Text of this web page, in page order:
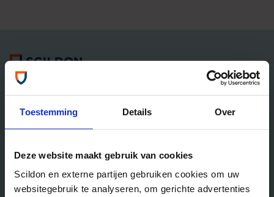
Toestemming Details Over
Deze website maakt gebruik van cookies
Scildon en externe partijen gebruiken cookies om uw
websitegebruik te analyseren, om gerichte advertenties
Algemene informatie
Scildon Lifestyle ORV
Lifestyle Hypotheek ORV
Lifestyle Stoppen met Roken ORV